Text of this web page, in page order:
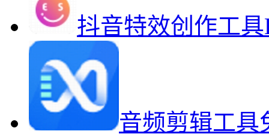
抖音特效创作工具
音频剪辑工具